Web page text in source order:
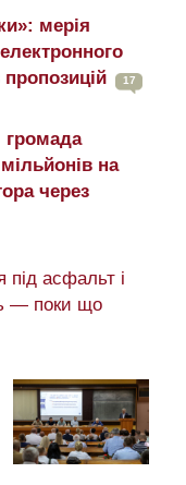
мерія
пропозицій
17
громада
на
через
під асфальт і
— поки що